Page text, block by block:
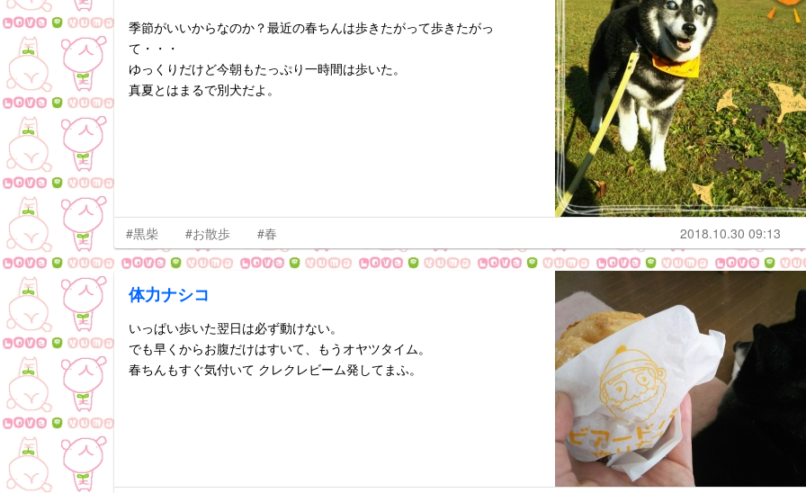
季節がいいからなのか？最近の春ちんは歩きたがって歩きたがっ
て・・・
ゆっくりだけど今朝もたっぷり一時間は歩いた。
真夏とはまるで別犬だよ。
#黒柴 #お散歩 #春 2018.10.30 09:13
体力ナシコ
いっぱい歩いた翌日は必ず動けない。
でも早くからお腹だけはすいて、もうオヤツタイム。
春ちんもすぐ気付いて クレクレビーム発してまふ。